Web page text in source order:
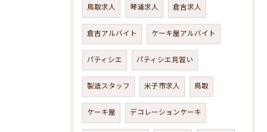
鳥取求人 琴浦求人 倉吉求人
倉吉アルバイト ケーキ屋アルバイト
パティシエ パティシエ見習い
製造スタッフ 米子市求人 鳥取
ケーキ屋 デコレーションケーキ